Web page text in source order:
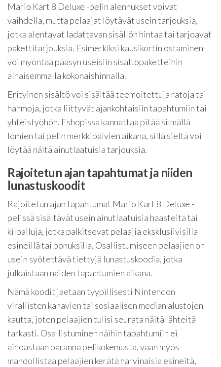
Mario Kart 8 Deluxe -pelin alennukset voivat
vaihdella, mutta pelaajat löytävät usein tarjouksia,
jotka alentavat ladattavan sisällön hintaa tai tarjoavat
pakettitarjouksia. Esimerkiksi kausikortin ostaminen
voi myöntää pääsyn useisiin sisältöpaketteihin
alhaisemmalla kokonaishinnalla.
Erityinen sisältö voi sisältää teemoitettuja ratoja tai
hahmoja, jotka liittyvät ajankohtaisiin tapahtumiin tai
yhteistyöhön. Eshopissa kannattaa pitää silmällä
lomien tai pelin merkkipäivien aikana, sillä sieltä voi
löytää näitä ainutlaatuisia tarjouksia.
Rajoitetun ajan tapahtumat ja niiden
lunastuskoodit
Rajoitetun ajan tapahtumat Mario Kart 8 Deluxe -
pelissä sisältävät usein ainutlaatuisia haasteita tai
kilpailuja, jotka palkitsevat pelaajia eksklusiivisilla
esineillä tai bonuksilla. Osallistumiseen pelaajien on
usein syötettävä tiettyjä lunastuskoodia, jotka
julkaistaan näiden tapahtumien aikana.
Nämä koodit jaetaan tyypillisesti Nintendon
virallisten kanavien tai sosiaalisen median alustojen
kautta, joten pelaajien tulisi seurata näitä lähteitä
tarkasti. Osallistuminen näihin tapahtumiin ei
ainoastaan paranna pelikokemusta, vaan myös
mahdollistaa pelaajien kerätä harvinaisia esineitä,